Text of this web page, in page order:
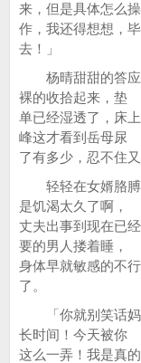
来，但是具体怎么操
作，我还得想想，
去！」
杨晴甜甜的答应
裸的收拾起来，垫
单已经湿透了，床
峰这才看到岳母尿
了有多少，忍不住
轻轻在女婿胳膊
是饥渴太久了啊，
丈夫出事到现在已
要的男人搂着睡，
身体早就敏感的不
了。
「你就别笑话妈
长时间！今天被你
这么一弄！我是真的